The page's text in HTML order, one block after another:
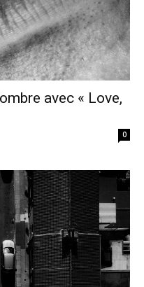
avec « Love,
0